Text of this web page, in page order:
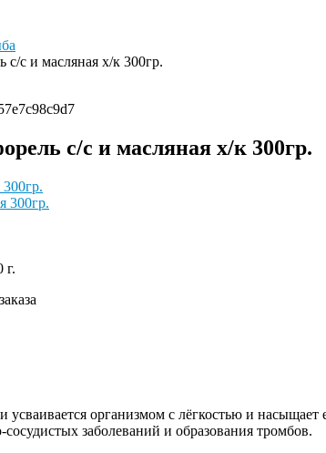
с/с и масляная х/к 300гр.
с/с и масляная х/к 300гр.
300гр.
г.
усваивается организмом с лёгкостью и
заболеваний и образования тромбов.